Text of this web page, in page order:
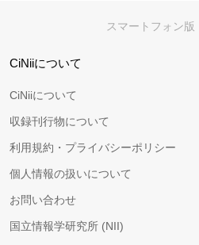
スマートフォン版
CiNiiについて
CiNiiについて
収録刊行物について
利用規約・プライバシーポリシー
個人情報の扱いについて
お問い合わせ
国立情報学研究所 (NII)